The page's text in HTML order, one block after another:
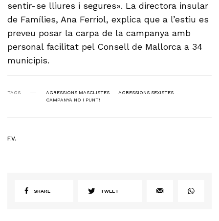
sentir-se lliures i segures». La directora insular
de Famílies, Ana Ferriol, explica que a l’estiu es
preveu posar la carpa de la campanya amb
personal facilitat pel Consell de Mallorca a 34
municipis.
TAGS AGRESSIONS MASCLISTES
AGRESSIONS SEXISTES
CAMPANYA NO I PUNT!
F.V.
SHARE TWEET